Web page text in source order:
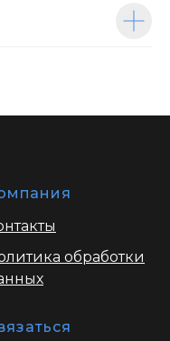
обработки